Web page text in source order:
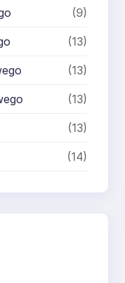
(9)
(13)
(13)
(13)
(13)
(14)